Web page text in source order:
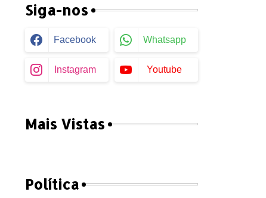
Siga-nos
Facebook Whatsapp
Instagram Youtube
Mais Vistas
Política